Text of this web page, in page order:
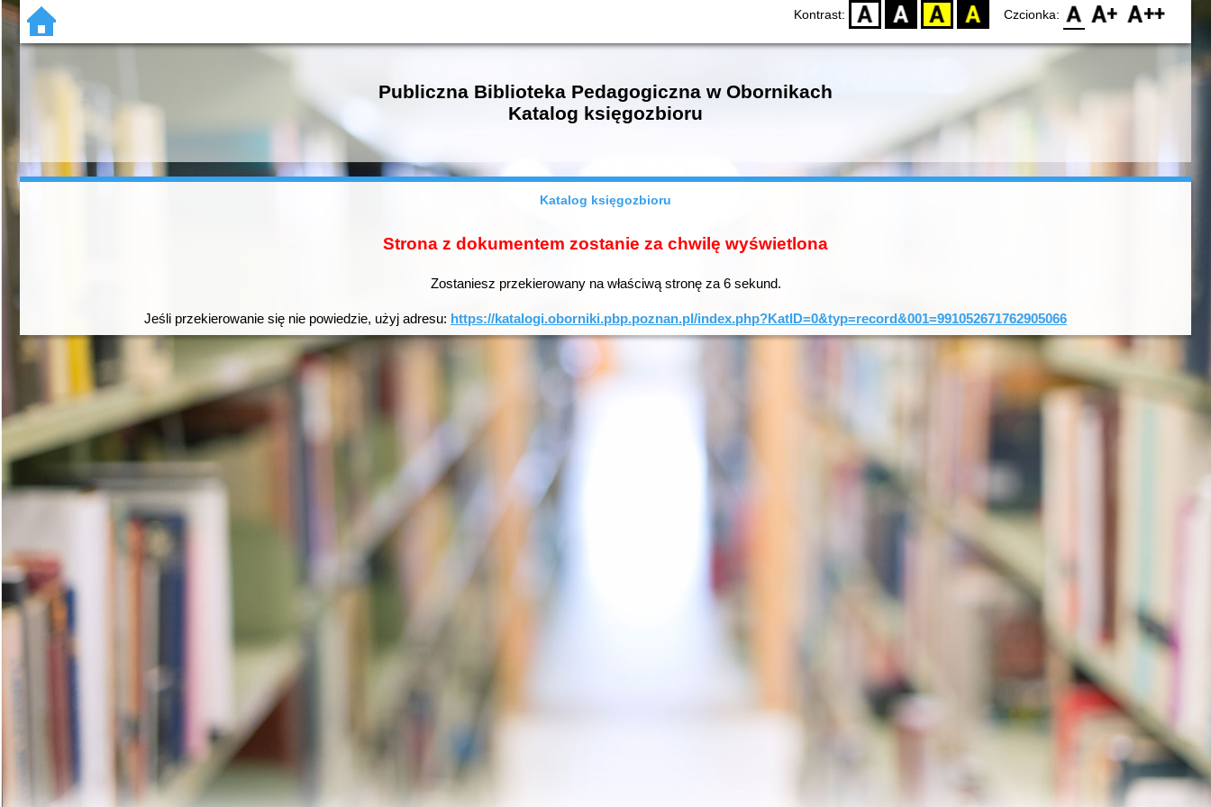
Kontrast: D BW YB BY Czcionka: F0 F1 F2
Publiczna Biblioteka Pedagogiczna w Obornikach
Katalog księgozbioru
Katalog księgozbioru
Strona z dokumentem zostanie za chwilę wyświetlona
Zostaniesz przekierowany na właściwą stronę za 5sekund.
Jeśli przekierowanie się nie powiedzie, użyj adresu: https://katalogi.oborniki.pbp.poznan.pl/index.php?KatID=0&typ=record&001=991052671762905066